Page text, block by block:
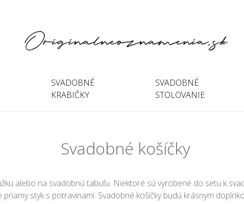
SVADOBNÉ
KRABIČKY
SVADOBNÉ
STOLOVANIE
Svadobné košíčky
alebo na svadobnú tabuľu. Niektoré sú vyrobené do setu k
styk s potravinami. Svadobné košíčky budú krásnym